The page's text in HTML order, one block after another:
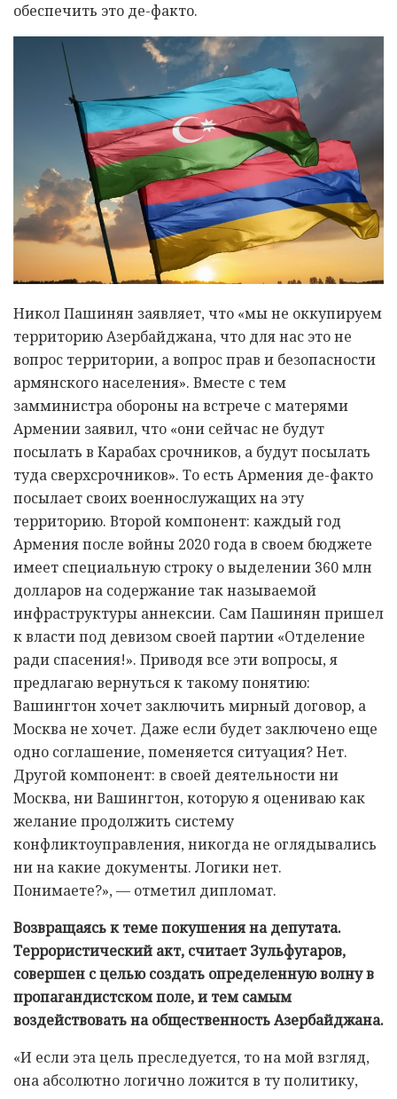
обеспечить это де-факто.
Никол Пашинян заявляет, что «мы не оккупируем
территорию Азербайджана, что для нас это не
вопрос территории, а вопрос прав и безопасности
армянского населения». Вместе с тем
замминистра обороны на встрече с матерями
Армении заявил, что «они сейчас не будут
посылать в Карабах срочников, а будут посылать
туда сверхсрочников». То есть Армения де-факто
посылает своих военнослужащих на эту
территорию. Второй компонент: каждый год
Армения после войны 2020 года в своем бюджете
имеет специальную строку о выделении 360 млн
долларов на содержание так называемой
инфраструктуры аннексии. Сам Пашинян пришел
к власти под девизом своей партии «Отделение
ради спасения!». Приводя все эти вопросы, я
предлагаю вернуться к такому понятию:
Вашингтон хочет заключить мирный договор, а
Москва не хочет. Даже если будет заключено еще
одно соглашение, поменяется ситуация? Нет.
Другой компонент: в своей деятельности ни
Москва, ни Вашингтон, которую я оцениваю как
желание продолжить систему
конфликтоуправления, никогда не оглядывались
ни на какие документы. Логики нет.
Понимаете?», — отметил дипломат.
Возвращаясь к теме покушения на депутата.
Террористический акт, считает Зульфугаров,
совершен с целью создать определенную волну в
пропагандистском поле, и тем самым
воздействовать на общественность Азербайджана.
«И если эта цель преследуется, то на мой взгляд,
она абсолютно логично ложится в ту политику,